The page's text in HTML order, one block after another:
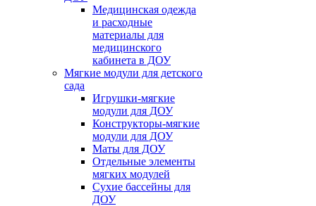
Медицинская одежда
и расходные
материалы для
медицинского
кабинета в ДОУ
Мягкие модули для детского
сада
Игрушки-мягкие
модули для ДОУ
Конструкторы-мягкие
модули для ДОУ
Маты для ДОУ
Отдельные элементы
мягких модулей
Сухие бассейны для
ДОУ